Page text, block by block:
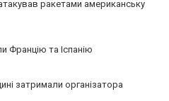
ракетами американську
Францію та Іспанію
затримали організатора